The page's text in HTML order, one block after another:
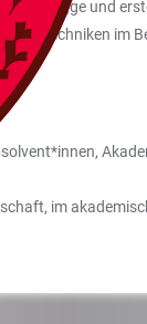
Knigge und
im
im